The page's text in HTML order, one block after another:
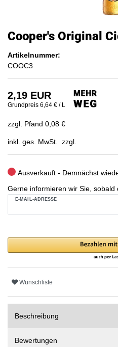
Cooper's Original
Artikelnummer:
COOC3
2,19 EUR
Grundpreis 6,64 € / L
zzgl. Pfand 0,08 €
inkl. ges. MwSt. zzgl.
Ausverkauft - Demnächst
Gerne informieren wir Sie, sobald
E-MAIL-ADRESSE
Wunschliste
Beschreibung
Bewertungen